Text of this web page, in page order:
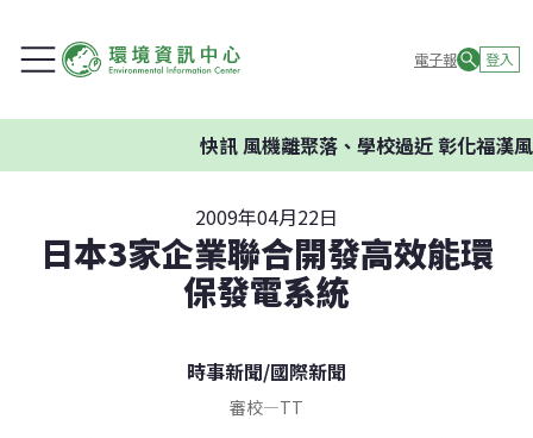
電子報 登入
快訊風機離聚落、學校過近 彰化福漢
2009年04月22日
日本3家企業聯合開發高效能環
保發電系統
時事新聞/國際新聞
審校—TT